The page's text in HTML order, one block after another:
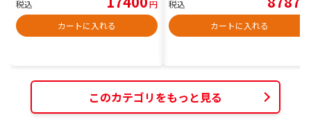
税込
円
カートに入れる
税込
カートに入れる
このカテゴリをもっと見る